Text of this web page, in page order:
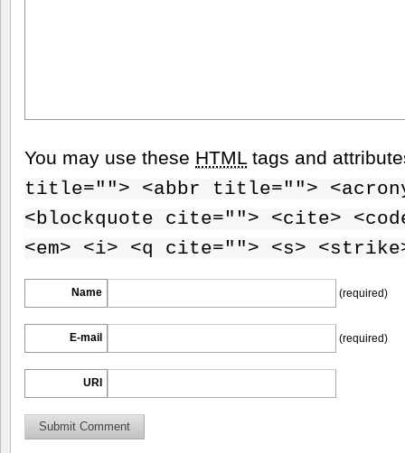
You may use these HTML tags and
title=""> <abbr title="">
<blockquote cite=""> <cite>
<em> <i> <q cite=""> <s>
Name (required)
E-mail (required)
URI